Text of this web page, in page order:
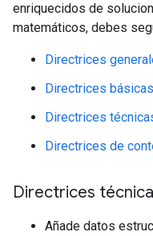
enriquecidos de
matemáticos, debes
Directrices
Directrices
Directrices
Directrices de
Directrices
Añade datos